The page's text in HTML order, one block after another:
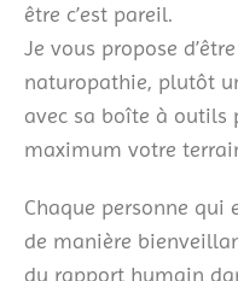
être c’est pareil.
Je vous propose
naturopathie, plutôt
avec sa boîte à outils
maximum votre
Chaque personne qui
de manière
du rapport humain